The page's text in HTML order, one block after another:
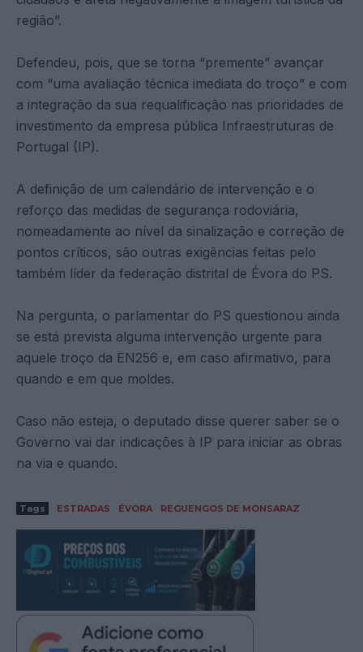
região”.
Defendeu, pois, que se torna “premente” avançar
com “uma avaliação técnica imediata do troço” e com
a integração da sua requalificação nas prioridades de
investimento da empresa pública Infraestruturas de
Portugal (IP).
A definição de um calendário de intervenção e o
reforço das medidas de segurança rodoviária,
nomeadamente ao nível da sinalização e correção de
pontos críticos, são outras exigências feitas pelo
também líder da federação distrital de Évora do PS.
Na pergunta, o parlamentar do PS questionou ainda
se está prevista alguma intervenção urgente para
aquele troço da EN256 e, em caso afirmativo, para
quando e em que moldes.
Caso não esteja, o deputado disse querer saber se o
Governo vai dar indicações à IP para iniciar as obras
na via e quando.
Tags ESTRADAS ÉVORA REGUENGOS DE MONSARAZ